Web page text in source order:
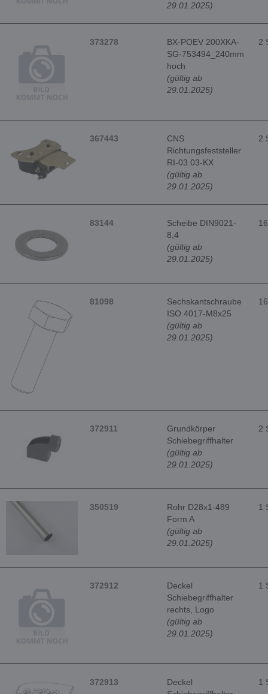
29.01.2025)
373278
BX-POEV 200XKA-
SG-753494_240mm
hoch
(gültig ab
29.01.2025)
2
367443
CNS
Richtungsfeststeller
RI-03.03-KX
(gültig ab
29.01.2025)
2
83144
Scheibe DIN9021-
8,4
(gültig ab
29.01.2025)
81098
Sechskantschraube
ISO 4017-M8x25
(gültig ab
29.01.2025)
372911
Grundkörper
Schiebegriffhalter
(gültig ab
29.01.2025)
2
350519
Rohr D28x1-489
Form A
(gültig ab
29.01.2025)
1
372912
Deckel
Schiebegriffhalter
rechts, Logo
(gültig ab
29.01.2025)
1
372913
Deckel
1